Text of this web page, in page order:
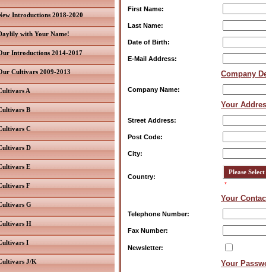
Introductions 2018-2020
with Your Name!
Introductions 2014-2017
Cultivars 2009-2013
A
B
C
D
E
F
G
H
I
J/K
First Name:
Last Name:
Date of Birth:
E-Mail Address:
Company
Company Name:
Your
Street Address:
Post Code:
City:
Country:
*
Your
Telephone Number:
Fax Number:
Newsletter:
Your